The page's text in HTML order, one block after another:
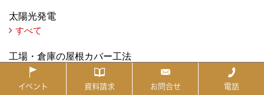
太陽光発電
すべて
工場・倉庫の屋根カバー工法
すべて
イベント 資料請求 お問合せ 電話